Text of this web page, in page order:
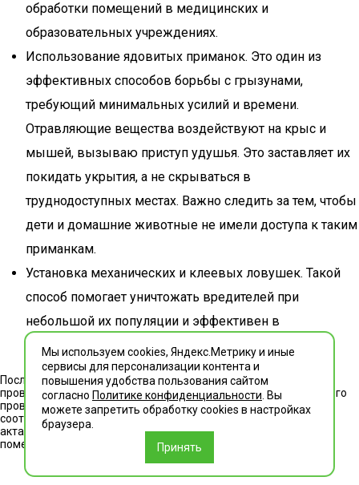
обработки помещений в медицинских и
образовательных учреждениях.
Использование ядовитых приманок. Это один из
эффективных способов борьбы с грызунами,
требующий минимальных усилий и времени.
Отравляющие вещества воздействуют на крыс и
мышей, вызываю приступ удушья. Это заставляет их
покидать укрытия, а не скрываться в
труднодоступных местах. Важно следить за тем, чтобы
дети и домашние животные не имели доступа к таким
приманкам.
Установка механических и клеевых ловушек. Такой
способ помогает уничтожать вредителей при
небольшой их популяции и эффективен в
профилактических целях.
После обработки объекта специалисты «Главдезцентра»
проверяют территорию и оценивают необходимость повторного
проведения дератизации. Все мероприятия выполняются в
соответствии сСанПиН 3.3686-21
и другими нормативными
актами, регулирующими защиту промышленных и жилых
помещений от грызунов.
Мы используем cookies, Яндекс.Метрику и иные
сервисы для персонализации контента и
повышения удобства пользования сайтом
согласно Политике конфиденциальности . Вы
можете запретить обработку сookies в настройках
браузера.
Принять